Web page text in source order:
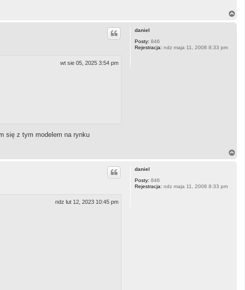
daniel
Posty: 846
Rejestracja: ndz maja 11, 2008 8:33 pm
wt sie 05, 2025 3:54 pm
się z tym modelem na rynku
daniel
Posty: 846
Rejestracja: ndz maja 11, 2008 8:33 pm
ndz lut 12, 2023 10:45 pm